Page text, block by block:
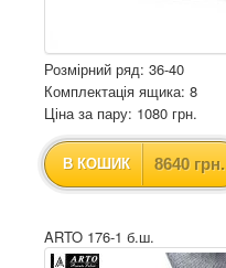
Розмірний ряд: 36-40
Комплектація ящика: 8
Ціна за пару: 1080 грн.
В КОШИК 8640 грн.
ARTO 176-1 б.ш.